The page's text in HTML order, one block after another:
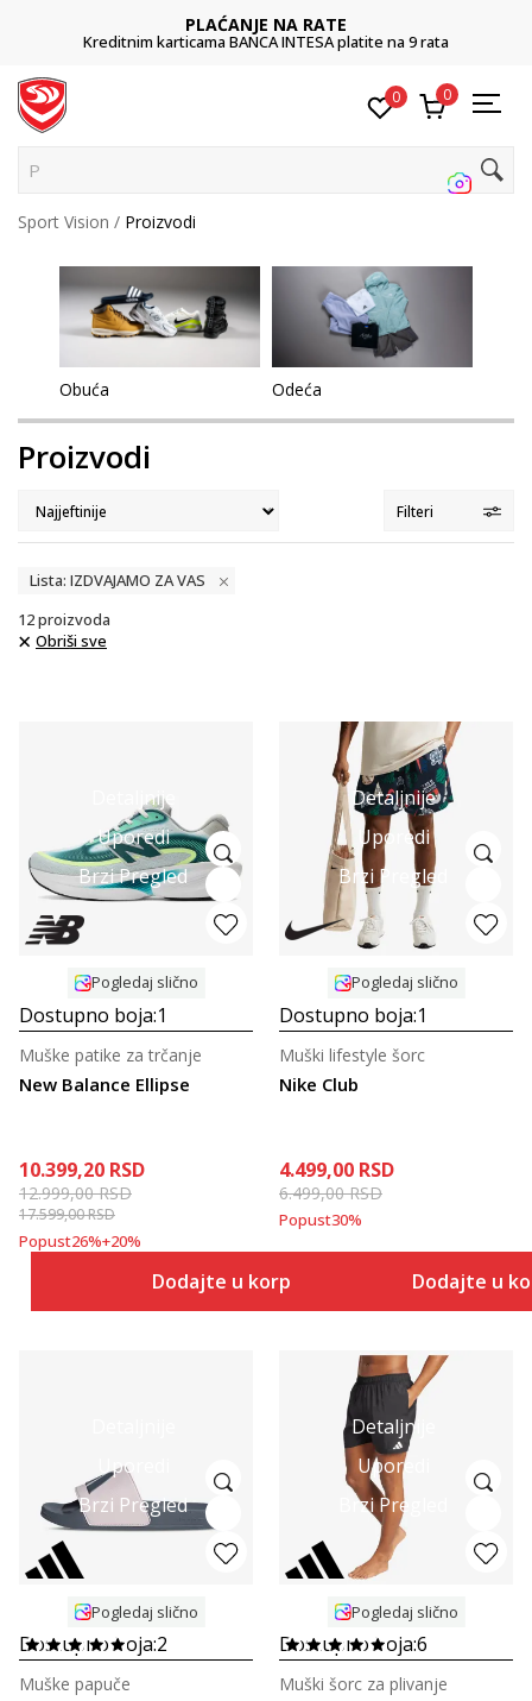
PLAĆANJE NA RATE
Kreditnim karticama BANCA INTESA platite na 9 rata
0 0
Pretra
Sport Vision Proizvodi
Obuća Odeća
Proizvodi
Filteri
Lista: IZDVAJAMO ZA VAS
12proizvoda
Obriši sve
Detaljnije
Uporedi
Brzi Pregled
Pogledaj slično
Dostupno boja:1
New Balance Ellipse
Muške patike za trčanje
10.399,20 RSD
12.999,00RSD
17.599,00RSD
Popust26%+20%
Dodajte u korpu
Detaljnije
Uporedi
Brzi Pregled
Pogledaj slično
Dostupno boja:1
Nike Club
Muški lifestyle šorc
4.499,00 RSD
6.499,00RSD
Popust30%
Dodajte u
Uporedi
Brzi Pregled
Pogledaj slično
Dostupno boja:2
Muške papuče
Detaljnije
Uporedi
Brzi Pregled
Pogledaj slično
Dostupno boja:6
Muški šorc za plivanje